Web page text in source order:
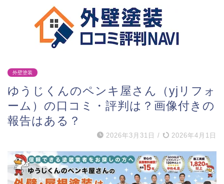
外壁塗装
ゆうじくんのペンキ屋さん（yjリフォ
ーム）の口コミ・評判は？画像付きの
報告はある？
2026年3月31日 / 2026年4月1日